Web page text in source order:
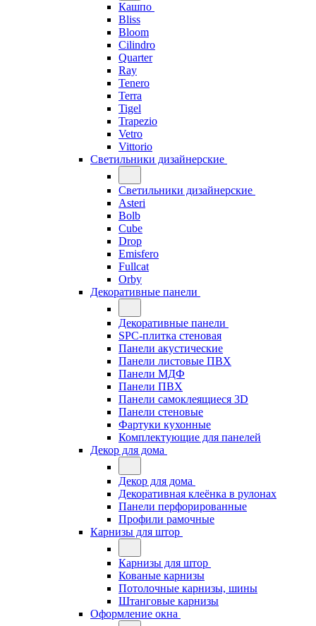
Кашпо
Bliss
Bloom
Cilindro
Quarter
Ray
Tenero
Terra
Tigel
Trapezio
Vetro
Vittorio
Светильники дизайнерские
Светильники дизайнерские
Asteri
Bolb
Cube
Drop
Emisfero
Fullcat
Orby
Декоративные панели
Декоративные панели
SPC-плитка стеновая
Панели акустические
Панели листовые ПВХ
Панели МДФ
Панели ПВХ
Панели самоклеящиеся 3D
Панели стеновые
Фартуки кухонные
Комплектующие для панелей
Декор для дома
Декор для дома
Декоративная клеёнка в рулонах
Панели перфорированные
Профили рамочные
Карнизы для штор
Карнизы для штор
Кованые карнизы
Потолочные карнизы, шины
Штанговые карнизы
Оформление окна